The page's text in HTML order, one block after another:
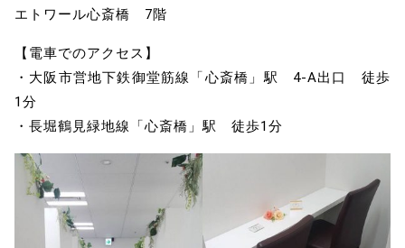
エトワール心斎橋 7階
【電車でのアクセス】
・大阪市営地下鉄御堂筋線「心斎橋」駅 4-A出口 徒歩
1分
・長堀鶴見緑地線「心斎橋」駅 徒歩1分